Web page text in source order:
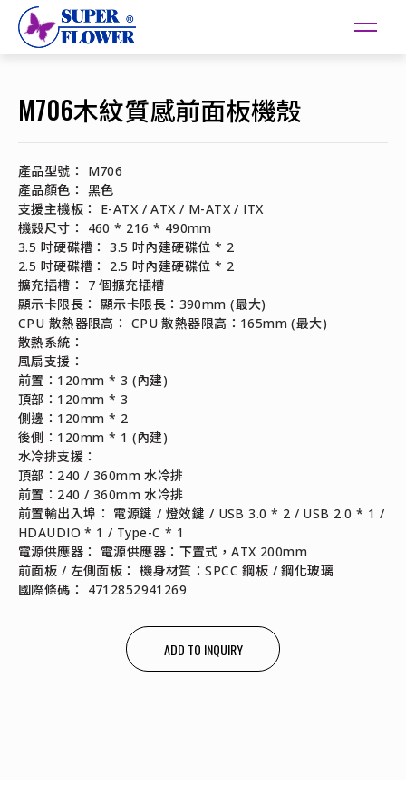
M706木紋質感前面板機殼
產品型號： M706
產品顏色： 黑色
支援主機板： E-ATX / ATX / M-ATX / ITX
機殼尺寸： 460 * 216 * 490mm
3.5 吋硬碟槽： 3.5 吋內建硬碟位 * 2
2.5 吋硬碟槽： 2.5 吋內建硬碟位 * 2
擴充插槽： 7 個擴充插槽
顯示卡限長： 顯示卡限長：390mm (最大)
CPU 散熱器限高： CPU 散熱器限高：165mm (最大)
散熱系統：
風扇支援：
前置：120mm * 3 (內建)
頂部：120mm * 3
側邊：120mm * 2
後側：120mm * 1 (內建)
水冷排支援：
頂部：240 / 360mm 水冷排
前置：240 / 360mm 水冷排
前置輸出入埠： 電源鍵 / 燈效鍵 / USB 3.0 * 2 / USB 2.0 * 1 /
HDAUDIO * 1 / Type-C * 1
電源供應器： 電源供應器：下置式，ATX 200mm
前面板 / 左側面板： 機身材質：SPCC 鋼板 / 鋼化玻璃
國際條碼： 4712852941269
ADD TO INQUIRY